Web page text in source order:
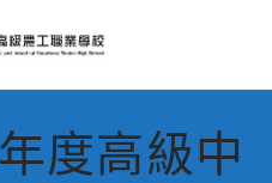
度高級中